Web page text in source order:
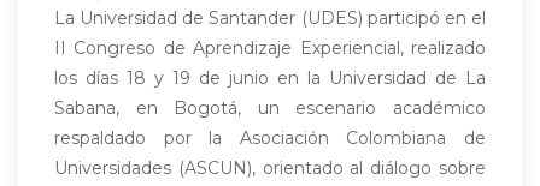
La Universidad de Santander (UDES) participó en el
II Congreso de Aprendizaje Experiencial, realizado
los días 18 y 19 de junio en la Universidad de La
Sabana, en Bogotá, un escenario académico
respaldado por la Asociación Colombiana de
Universidades (ASCUN), orientado al diálogo sobre